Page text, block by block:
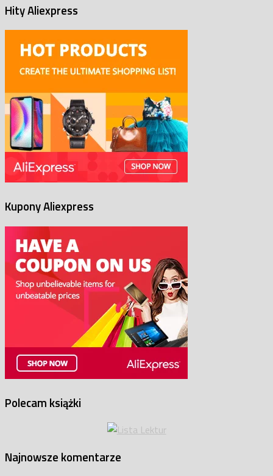
Hity Aliexpress
Kupony Aliexpress
Polecam książki
Najnowsze komentarze